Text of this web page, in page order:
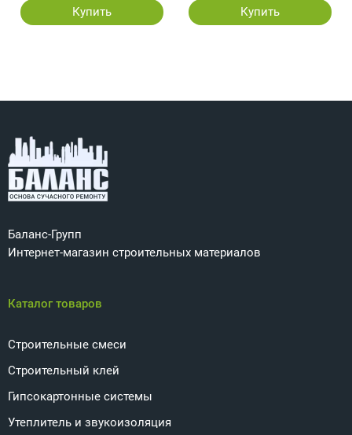
Купить Купить
Баланс-Групп
Интернет-магазин строительных материалов
Каталог товаров
Строительные смеси
Строительный клей
Гипсокартонные системы
Утеплитель и звукоизоляция